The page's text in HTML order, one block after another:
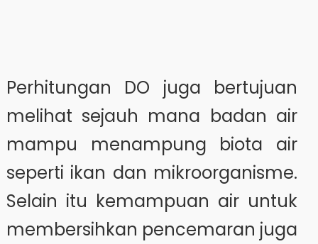
Perhitungan DO juga bertujuan
melihat sejauh mana badan air
mampu menampung biota air
seperti ikan dan mikroorganisme.
Selain itu kemampuan air untuk
membersihkan pencemaran juga